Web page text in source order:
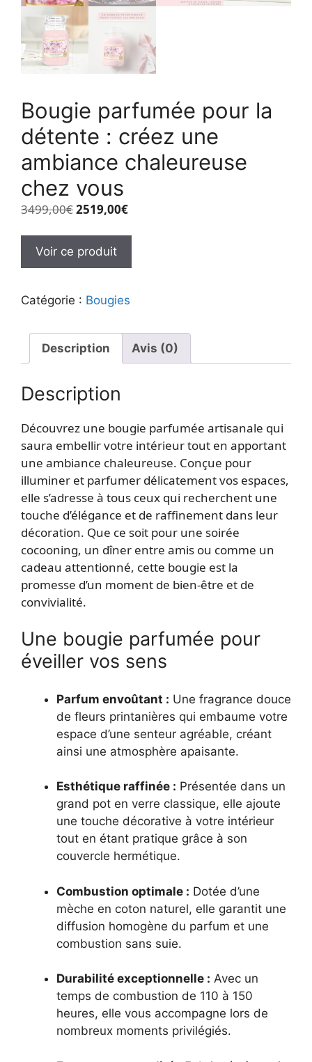
Bougie parfumée pour la
détente : créez une
ambiance chaleureuse
chez vous
3499,00€Le
initial
était :
2519,00€Le
Voir ce produit
Catégorie : Bougies
Description Avis (0)
Description
Découvrez une bougie parfumée artisanale qui
saura embellir votre intérieur tout en apportant
une ambiance chaleureuse. Conçue pour
illuminer et parfumer délicatement vos espaces,
elle s’adresse à tous ceux qui recherchent une
touche d’élégance et de raffinement dans leur
décoration. Que ce soit pour une soirée
cocooning, un dîner entre amis ou comme un
cadeau attentionné, cette bougie est la
promesse d’un moment de bien-être et de
convivialité.
Une bougie parfumée pour
éveiller vos sens
Parfum envoûtant : Une fragrance douce
de fleurs printanières qui embaume votre
espace d’une senteur agréable, créant
ainsi une atmosphère apaisante.
Esthétique raffinée : Présentée dans un
grand pot en verre classique, elle ajoute
une touche décorative à votre intérieur
tout en étant pratique grâce à son
couvercle hermétique.
Combustion optimale : Dotée d’une
mèche en coton naturel, elle garantit une
diffusion homogène du parfum et une
combustion sans suie.
Durabilité exceptionnelle : Avec un
temps de combustion de 110 à 150
heures, elle vous accompagne lors de
nombreux moments privilégiés.